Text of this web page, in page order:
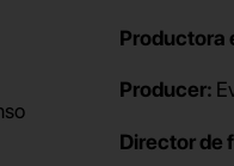
Productora
Producer:
Director de